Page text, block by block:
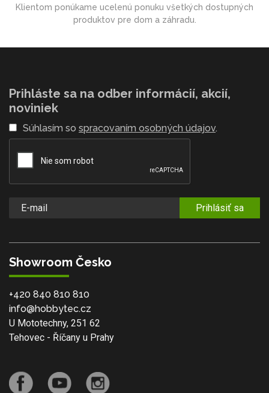
Klientom ponúkame ucelenú ponuku všetkých dostupných
produktov pre dom a záhradu.
Prihláste sa na odber informácií, akcií,
noviniek
Súhlasím so spracovaním osobných údajov.
Prihlásiť sa
Showroom Česko
+420 840 810 810
info@hobbytec.cz
U Mototechny, 251 62
Tehovec - Říčany u Prahy